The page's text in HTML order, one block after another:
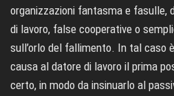
organizzazioni fantasma e fasulle,
di lavoro, false cooperative o
sull’orlo del fallimento. In tal caso
causa al datore di lavoro il prima
certo, in modo da insinuarlo al